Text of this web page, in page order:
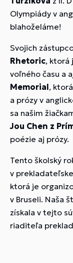
Olympiády v
blahoželáme!
Svojich
Rhetoric, ktorá
voľného času a
Memorial,
a prózy v
sa našim
Jou Chen z
poézie aj prózy.
Tento školský
v
ktorá je
v Bruseli. Naša
získala v tejto
riaditeľa